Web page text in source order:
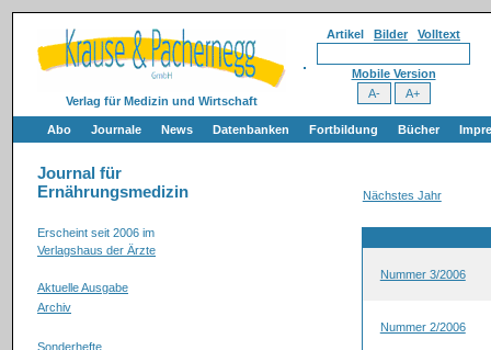
Verlag für Medizin und Wirtschaft
Artikel Bilder Volltext
Mobile Version
Abo Journale News Datenbanken Fortbildung Bücher
Journal für
Ernährungsmedizin
Erscheint seit 2006 im
Verlagshaus der Ärzte
Aktuelle Ausgabe
Archiv
Sonderhefte
Nächstes Jahr
Nummer 3/2006
Nummer 2/2006